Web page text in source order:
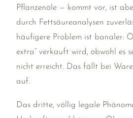
Pflanzenöle — kommt vor, ist
durch Fettsäureanalysen
häufigere Problem ist banaler:
extra“ verkauft wird, obwohl es
nicht erreicht. Das fällt bei
auf.
Das dritte, völlig legale